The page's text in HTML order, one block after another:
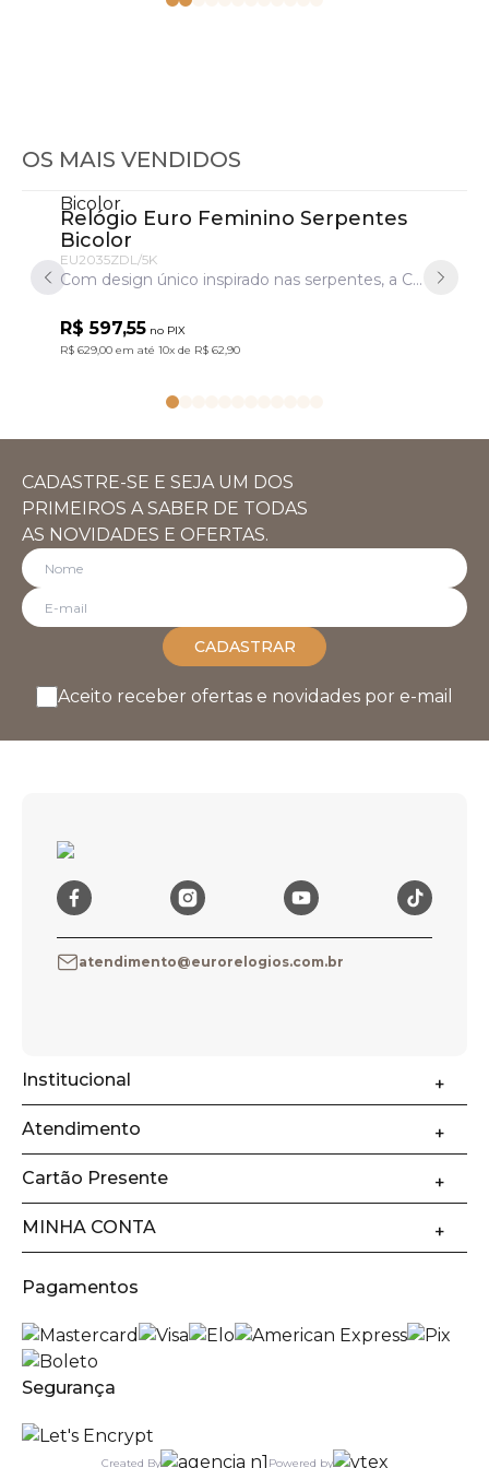
OS MAIS VENDIDOS
Relógio Euro Feminino Serpentes
Bicolor
EU2035ZDL/5K
Com design único inspirado nas serpentes, a Coleção Serpentes traz pulseiras em aço marcantes. Um acessório cheio de personalidade para transformar o look com atitude. Modelo em banho bicolor prata e dourado.
R$ 597,55 no PIX
R$ 629,00 em até 10x de R$ 62,90
CADASTRE-SE E SEJA UM DOS
PRIMEIROS A SABER DE TODAS
AS NOVIDADES E OFERTAS.
CADASTRAR
Aceito receber ofertas e novidades por e-mail
atendimento@eurorelogios.com.br
Institucional
Atendimento
Cartão Presente
MINHA CONTA
Pagamentos
Segurança
Created By Powered by